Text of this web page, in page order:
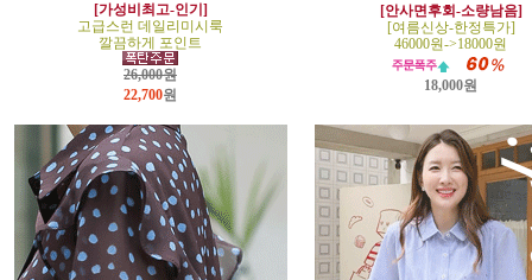
[가성비최고-인기]
고급스런 데일리미시룩
깔끔하게 포인트
26,000원
22,700원
[안사면후회-소량남음]
[여름신상-한정특가]
46000원->18000원
18,000원